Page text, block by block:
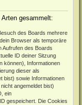
gesammelt:
des Boards mehrere
Browser als temporäre
Aufrufen des Boards
ID deiner Sitzung
können), Informationen
dieser als
bist) sowie Informationen
angemeldet bist)
ein
gespeichert. Die Cookies